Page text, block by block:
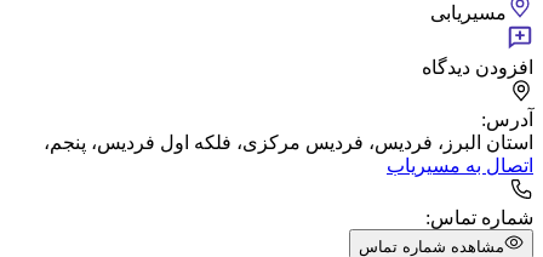
مسیریابی
افزودن دیدگاه
آدرس:
استان البرز، فردیس، فردیس مرکزی، فلکه اول فردیس، پنجم،
اتصال به مسیریاب
شماره تماس:
مشاهده شماره تماس